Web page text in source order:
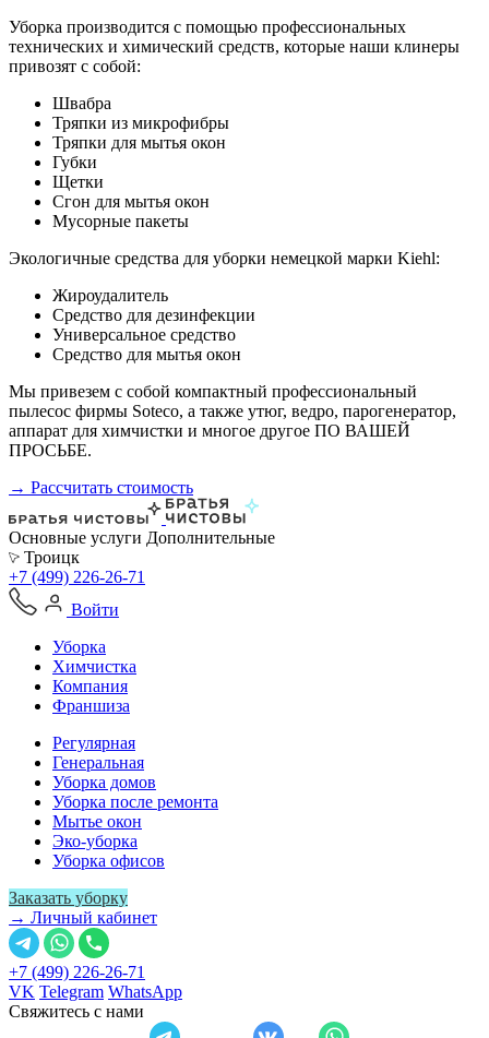
Уборка производится с помощью профессиональных
технических и химический средств, которые наши клинеры
привозят с собой:
Швабра
Тряпки из микрофибры
Тряпки для мытья окон
Губки
Щетки
Сгон для мытья окон
Мусорные пакеты
Экологичные средства для уборки немецкой марки Kiehl:
Жироудалитель
Средство для дезинфекции
Универсальное средство
Средство для мытья окон
Мы привезем с собой компактный профессиональный
пылесос фирмы Soteco, а также утюг, ведро, парогенератор,
аппарат для химчистки и многое другое ПО ВАШЕЙ
ПРОСЬБЕ.
→ Рассчитать стоимость
Основные услуги Дополнительные
Троицк
+7 (499) 226-26-71
Войти
Уборка
Химчистка
Компания
Франшиза
Регулярная
Генеральная
Уборка домов
Уборка после ремонта
Мытье окон
Эко-уборка
Уборка офисов
Заказать уборку
→ Личный кабинет
+7 (499) 226-26-71
VK Telegram WhatsApp
Свяжитесь с нами